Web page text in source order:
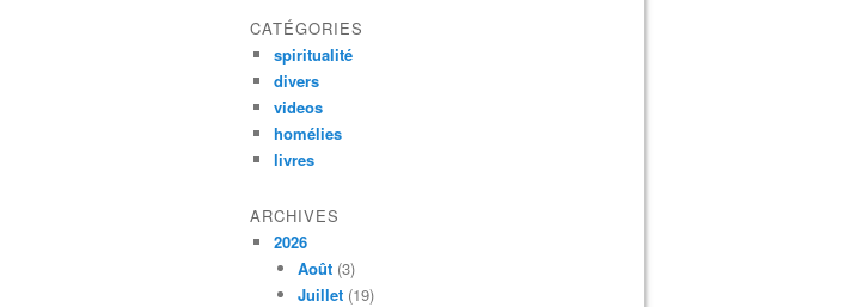
CATÉGORIES
spiritualité
divers
videos
homélies
livres
ARCHIVES
2026
Août (3)
Juillet (19)